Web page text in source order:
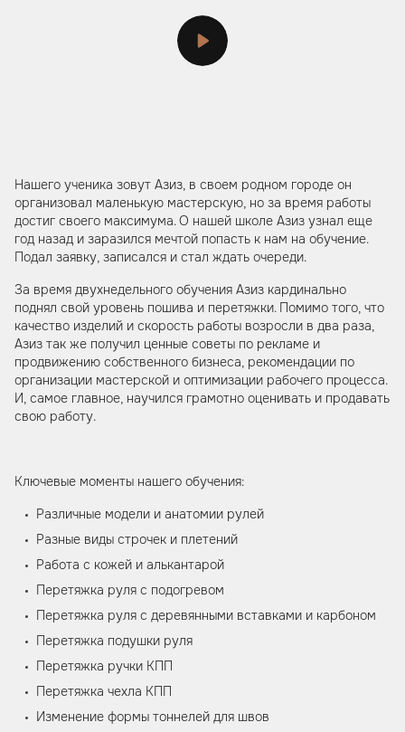
Нашего ученика зовут Азиз, в своем родном городе он
организовал маленькую мастерскую, но за время работы
достиг своего максимума. О нашей школе Азиз узнал еще
год назад и заразился мечтой попасть к нам на обучение.
Подал заявку, записался и стал ждать очереди.
За время двухнедельного обучения Азиз кардинально
поднял свой уровень пошива и перетяжки. Помимо того, что
качество изделий и скорость работы возросли в два раза,
Азиз так же получил ценные советы по рекламе и
продвижению собственного бизнеса, рекомендации по
организации мастерской и оптимизации рабочего процесса.
И, самое главное, научился грамотно оценивать и продавать
свою работу.
Ключевые моменты нашего обучения:
Различные модели и анатомии рулей
Разные виды строчек и плетений
Работа с кожей и алькантарой
Перетяжка руля с подогревом
Перетяжка руля с деревянными вставками и карбоном
Перетяжка подушки руля
Перетяжка ручки КПП
Перетяжка чехла КПП
Изменение формы тоннелей для швов